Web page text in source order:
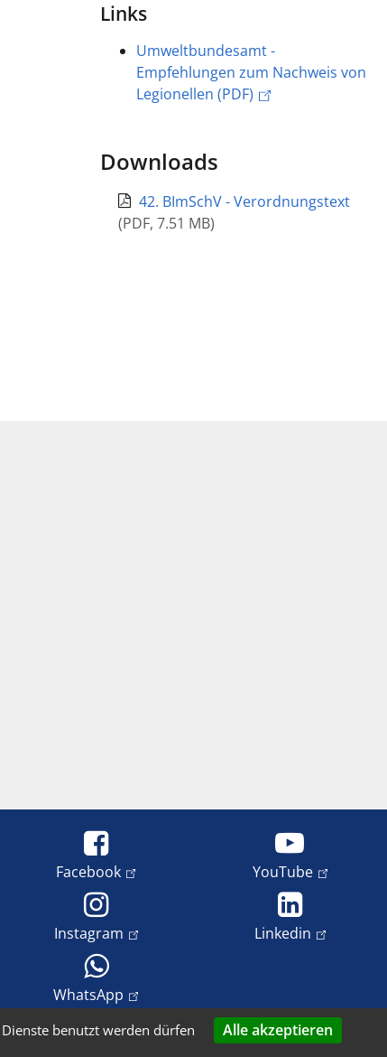
Links
Umweltbundesamt -
Empfehlungen zum Nachweis von
Legionellen (PDF)
Downloads
42. BImSchV - Verordnungstext
(PDF, 7.51 MB)
Facebook YouTube
Instagram Linkedin
WhatsApp
Copyright und Bildrechte
benutzt werden dürfen
Alle akzeptieren